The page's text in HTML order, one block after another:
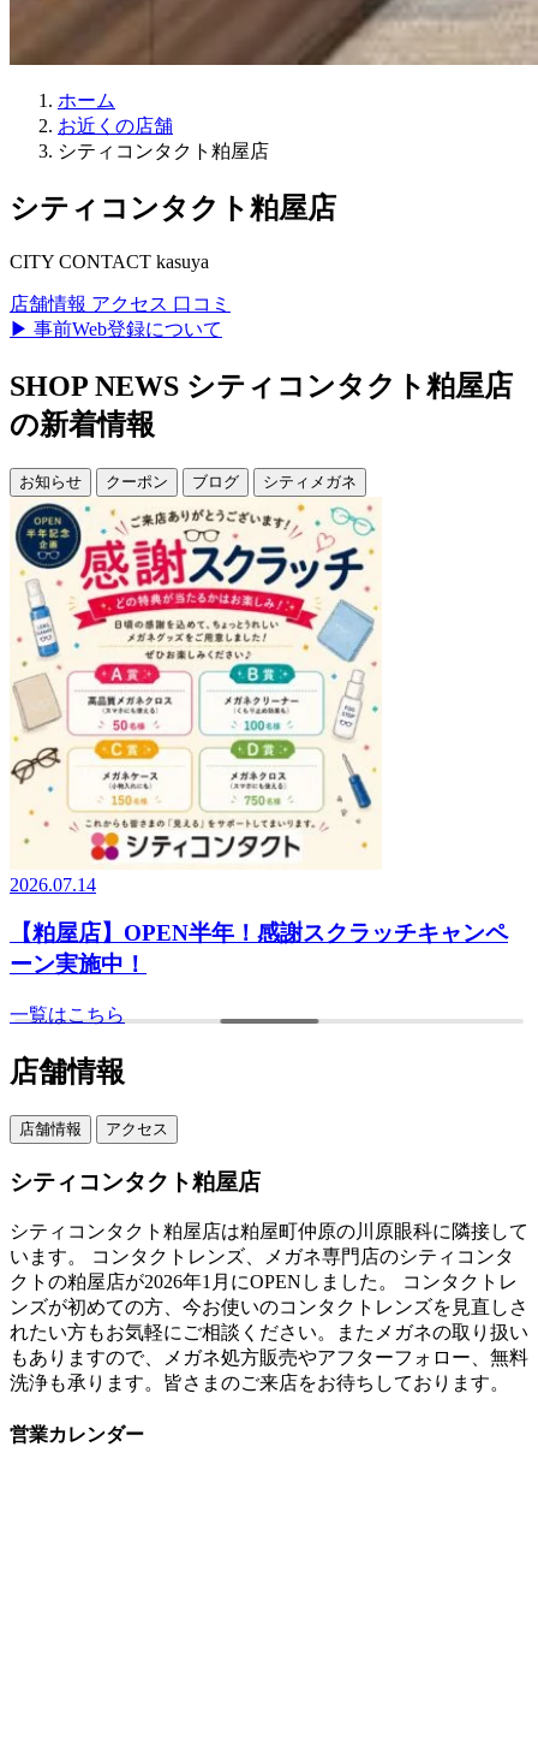
ホーム
お近くの店舗
シティコンタクト粕屋店
シティコンタクト粕屋店
CITY CONTACT kasuya
店舗情報 アクセス 口コミ
▶ 事前Web登録について
SHOP NEWS シティコンタクト粕屋店
の新着情報
お知らせ クーポン ブログ シティメガネ
一覧はこちら
2026.07.14
【粕屋店】OPEN半年！感謝スクラッチキャンペ
ーン実施中！
店舗情報
店舗情報 アクセス
シティコンタクト粕屋店
シティコンタクト粕屋店は粕屋町仲原の川原眼科に隣接して
います。 コンタクトレンズ、メガネ専門店のシティコンタ
クトの粕屋店が2026年1月にOPENしました。 コンタクトレ
ンズが初めての方、今お使いのコンタクトレンズを見直しさ
れたい方もお気軽にご相談ください。またメガネの取り扱い
もありますので、メガネ処方販売やアフターフォロー、無料
洗浄も承ります。皆さまのご来店をお待ちしております。
営業カレンダー